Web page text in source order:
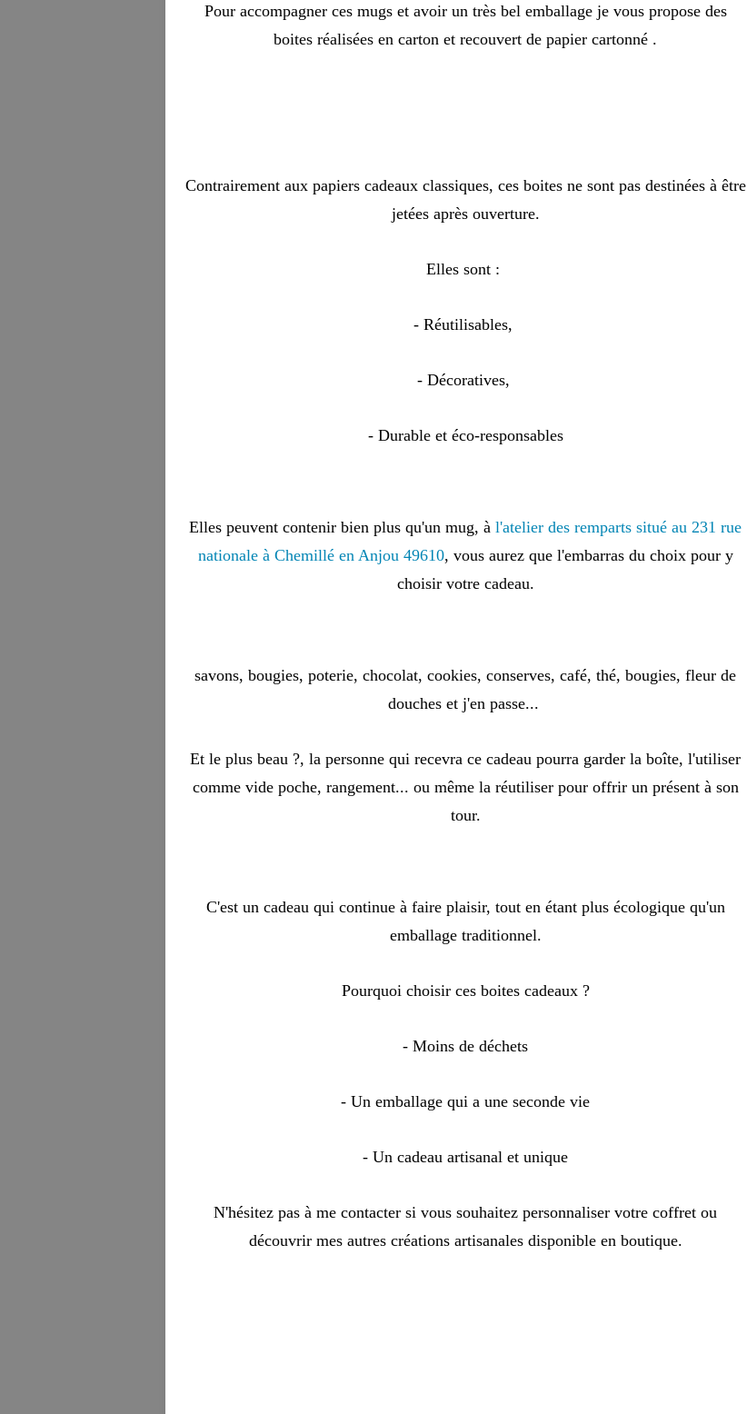
Pour accompagner ces mugs et avoir un très bel emballage je vous propose des
boites réalisées en carton et recouvert de papier cartonné .
Contrairement aux papiers cadeaux classiques, ces boites ne sont pas destinées à être
jetées après ouverture.
Elles sont :
- Réutilisables,
- Décoratives,
- Durable et éco-responsables
Elles peuvent contenir bien plus qu'un mug, à l'atelier des remparts situé au 231 rue
nationale à Chemillé en Anjou 49610, vous aurez que l'embarras du choix pour y
choisir votre cadeau.
savons, bougies, poterie, chocolat, cookies, conserves, café, thé, bougies, fleur de
douches et j'en passe...
Et le plus beau ?, la personne qui recevra ce cadeau pourra garder la boîte, l'utiliser
comme vide poche, rangement... ou même la réutiliser pour offrir un présent à son
tour.
C'est un cadeau qui continue à faire plaisir, tout en étant plus écologique qu'un
emballage traditionnel.
Pourquoi choisir ces boites cadeaux ?
- Moins de déchets
- Un emballage qui a une seconde vie
- Un cadeau artisanal et unique
N'hésitez pas à me contacter si vous souhaitez personnaliser votre coffret ou
découvrir mes autres créations artisanales disponible en boutique.